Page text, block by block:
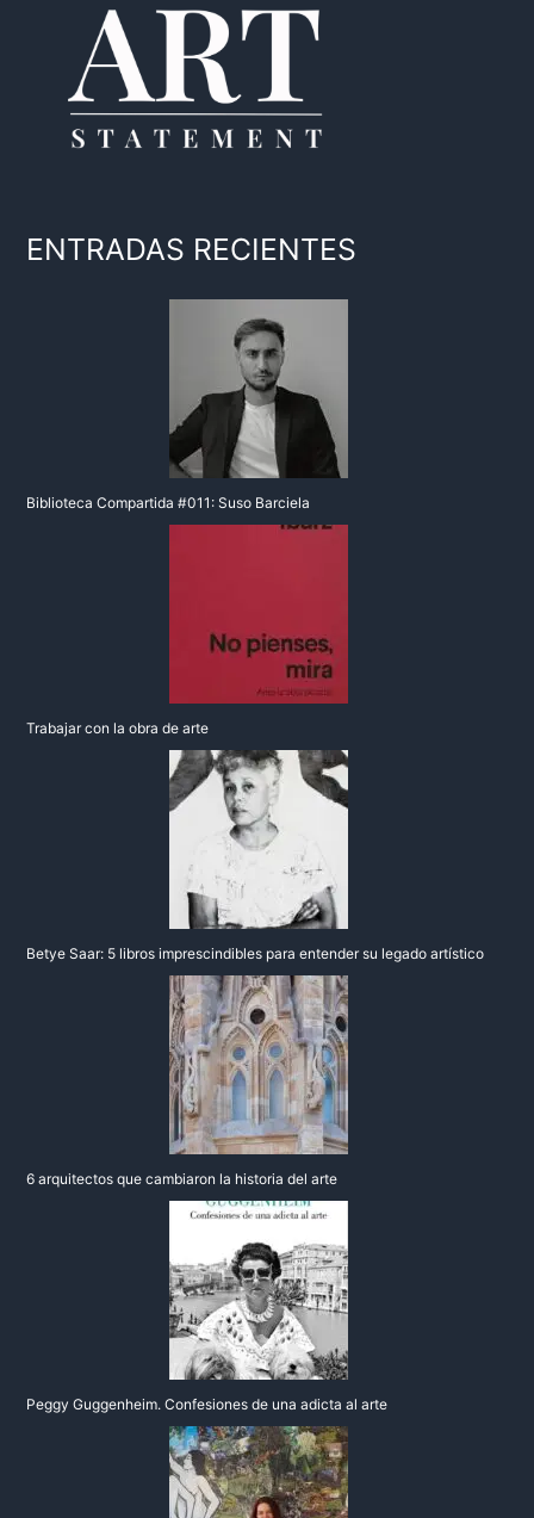
ENTRADAS RECIENTES
Biblioteca Compartida #011: Suso Barciela
Trabajar con la obra de arte
Betye Saar: 5 libros imprescindibles para entender su legado artístico
6 arquitectos que cambiaron la historia del arte
Peggy Guggenheim. Confesiones de una adicta al arte